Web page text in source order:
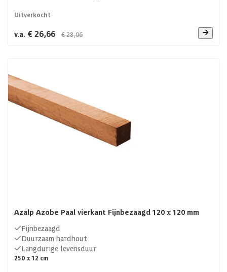
Uitverkocht
v.a. € 26,66 € 28,06
Azalp Azobe Paal vierkant Fijnbezaagd 120 x 120 mm
Fijnbezaagd
Duurzaam hardhout
Langdurige levensduur
250 x 12 cm